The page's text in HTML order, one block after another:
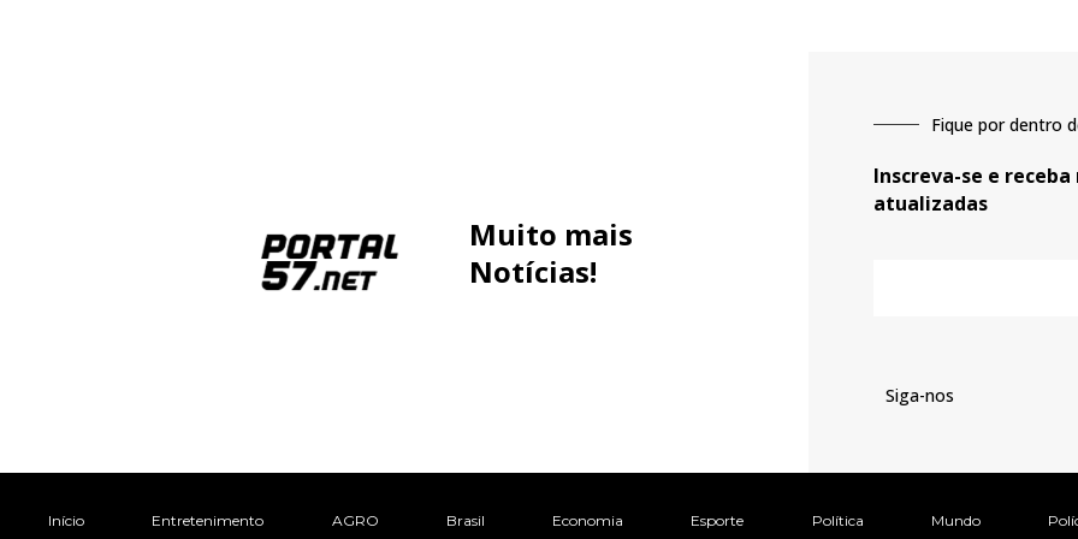
Muito mais
Notícias!
Fique por dentro
Inscreva-se e
atualizadas
Siga-nos
Início Entretenimento AGRO Brasil Economia Esporte Política Mundo